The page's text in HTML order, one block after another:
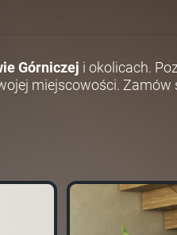
Górniczej i okolicach.
miejscowości. Zamów